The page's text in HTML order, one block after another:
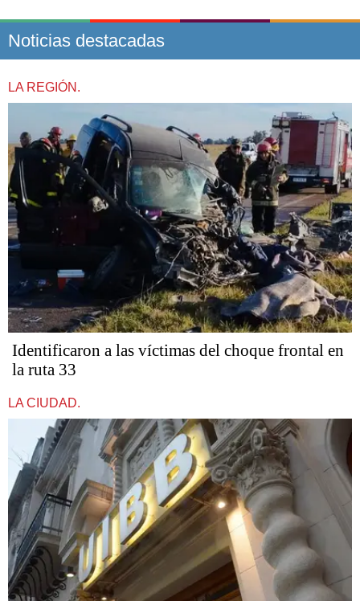
Noticias destacadas
LA REGIÓN.
Identificaron a las víctimas del choque frontal en
la ruta 33
LA CIUDAD.